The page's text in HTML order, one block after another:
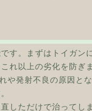
す。まずはトイガン
れ以上の劣化を防ぎ
発射不良の原因とな
しただけで治ってし